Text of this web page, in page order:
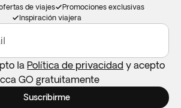
de viajes
Promociones exclusivas
Inspiración viajera
la Política de privacidad y acepto
GO gratuitamente
Suscribirme